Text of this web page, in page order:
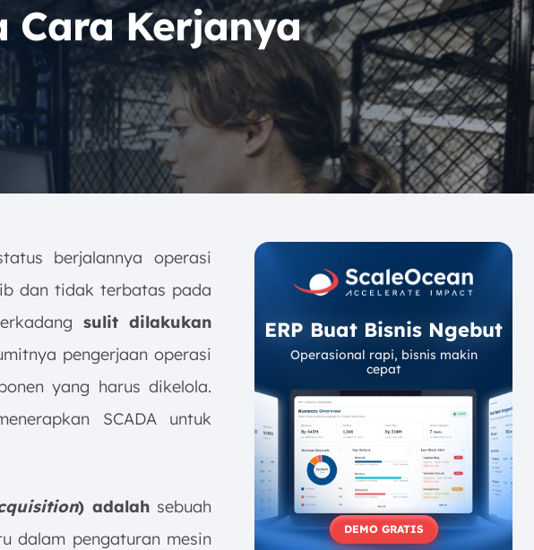
Cara Kerjanya
berjalannya operasi
dan tidak terbatas pada
sulit dilakukan
pengerjaan operasi
yang harus dikelola.
SCADA untuk
) adalah sebuah
dalam pengaturan mesin
ERP Buat Bisnis Ngebut
Operasional rapi, bisnis makin
cepat
DEMO GRATIS